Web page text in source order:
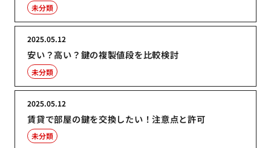
未分類
安い？高い？鍵の複製値段を比較検討
2025.05.12
未分類
賃貸で部屋の鍵を交換したい！注意点と許可
2025.05.12
未分類